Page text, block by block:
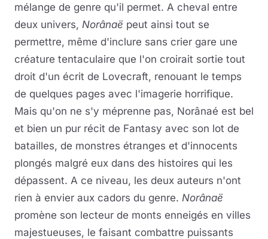
mélange de genre qu'il permet. A cheval entre
deux univers, Norânaë peut ainsi tout se
permettre, même d'inclure sans crier gare une
créature tentaculaire que l'on croirait sortie tout
droit d'un écrit de Lovecraft, renouant le temps
de quelques pages avec l'imagerie horrifique.
Mais qu'on ne s'y méprenne pas, Norânaé est bel
et bien un pur récit de Fantasy avec son lot de
batailles, de monstres étranges et d'innocents
plongés malgré eux dans des histoires qui les
dépassent. A ce niveau, les deux auteurs n'ont
rien à envier aux cadors du genre. Norânaë
promène son lecteur de monts enneigés en villes
majestueuses, le faisant combattre puissants